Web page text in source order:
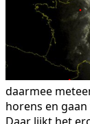
daarmee
horens en